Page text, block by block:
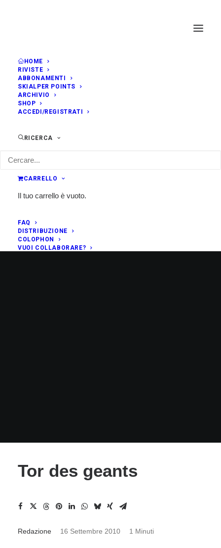
HOME
RIVISTE
ABBONAMENTI
SKIALPER POINTS
ARCHIVIO
SHOP
ACCEDI/REGISTRATI
RICERCA
CARRELLO
Il tuo carrello è vuoto.
FAQ
DISTRIBUZIONE
COLOPHON
VUOI COLLABORARE?
Tor des geants
Redazione 16 Settembre 2010 1 Minuti